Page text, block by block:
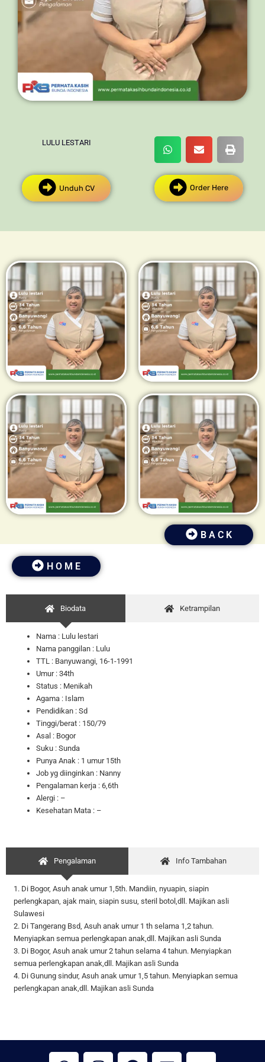
LULU LESTARI
Unduh CV Order Here
H O M E
B A C K
Biodata Ketrampilan
Nama : Lulu lestari
Nama panggilan : Lulu
TTL : Banyuwangi, 16-1-1991
Umur : 34th
Status : Menikah
Agama : Islam
Pendidikan : Sd
Tinggi/berat : 150/79
Asal : Bogor
Suku : Sunda
Punya Anak : 1 umur 15th
Job yg diinginkan : Nanny
Pengalaman kerja : 6,6th
Alergi : –
Kesehatan Mata : –
Pengalaman Info Tambahan
1. Di Bogor, Asuh anak umur 1,5th. Mandiin, nyuapin, siapin
perlengkapan, ajak main, siapin susu, steril botol,dll. Majikan asli
Sulawesi
2. Di Tangerang Bsd, Asuh anak umur 1 th selama 1,2 tahun.
Menyiapkan semua perlengkapan anak,dll. Majikan asli Sunda
3. Di Bogor, Asuh anak umur 2 tahun selama 4 tahun. Menyiapkan
semua perlengkapan anak,dll. Majikan asli Sunda
4. Di Gunung sindur, Asuh anak umur 1,5 tahun. Menyiapkan semua
perlengkapan anak,dll. Majikan asli Sunda